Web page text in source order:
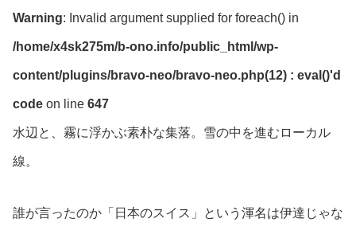
Warning: Invalid argument supplied for foreach() in
/home/x4sk275m/b-ono.info/public_html/wp-
content/plugins/bravo-neo/bravo-neo.php(12) : eval()'d
code on line 647
水辺と、霧に浮かぶ素朴な集落。雪の中を進むローカル
線。
誰が言ったのか「日本のスイス」という渾名は伊達じゃな